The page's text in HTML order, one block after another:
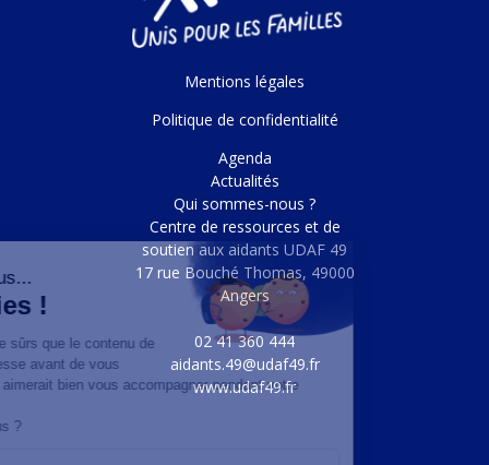
Mentions légales
Politique de confidentialité
Agenda
Actualités
Qui sommes-nous ?
Centre de ressources et de
soutien aux aidants UDAF 49
17 rue Bouché Thomas, 49000
Angers
02 41 360 444
aidants.49@udaf49.fr
www.udaf49.fr